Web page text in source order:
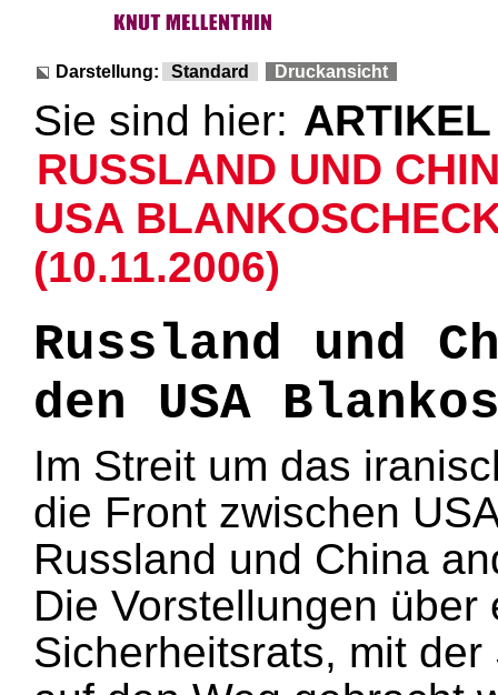
Darstellung: Standard Druckansicht
Sie sind hier: ARTIKEL
RUSSLAND UND
USA
(10.11.2006)
Russland und
den USA
Im Streit um das
die Front zwischen
Russland und China
Die Vorstellungen
Sicherheitsrats, mit